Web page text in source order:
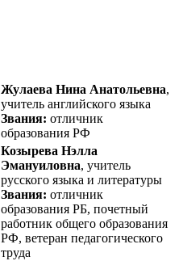
Жулаева Нина Анатольевна,
учитель английского языка
Звания: отличник
образования РФ
Козырева Нэлла
Эмануиловна, учитель
русского языка и литературы
Звания: отличник
образования РБ, почетный
работник общего образования
РФ, ветеран педагогического
труда